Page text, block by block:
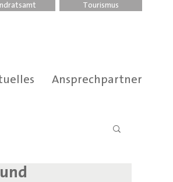
Tourismus
Ansprechpartner